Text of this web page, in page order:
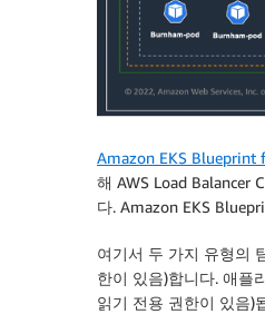
Amazon EKS Blueprint
해 AWS Load Balancer
다. Amazon EKS
여기서 두 가지 유형의
한이 있음)합니다. 애플
읽기 전용 권한이 있음)